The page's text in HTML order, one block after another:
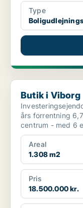
Type
Butik i Viborg
Butik i Viborg
års forrentning
Areal
1.308 m2
Pris
18.500.000 kr.